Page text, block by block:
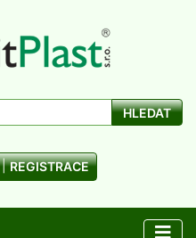
HLEDAT
REGISTRACE